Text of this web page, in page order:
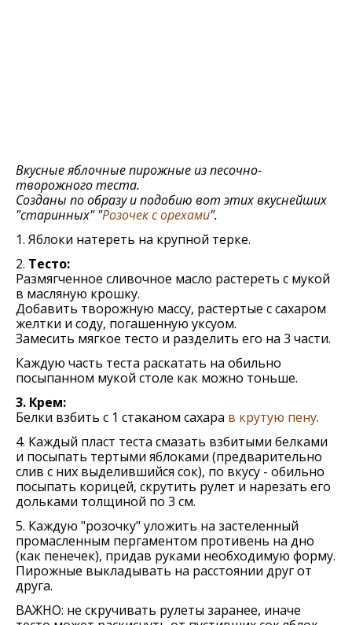
Вкусные яблочные пирожные из песочно-
творожного теста.
Созданы по образу и подобию вот этих вкуснейших
"старинных" "Розочек с орехами".
1. Яблоки натереть на крупной терке.
2. Тесто:
Размягченное сливочное масло растереть с мукой
в масляную крошку.
Добавить творожную массу, растертые с сахаром
желтки и соду, погашенную уксуом.
Замесить мягкое тесто и разделить его на 3 части.
Каждую часть теста раскатать на обильно
посыпанном мукой столе как можно тоньше.
3. Крем:
Белки взбить с 1 стаканом сахара в крутую пену.
4. Каждый пласт теста смазать взбитыми белками
и посыпать тертыми яблоками (предварительно
слив с них выделившийся сок), по вкусу - обильно
посыпать корицей, скрутить рулет и нарезать его
дольками толщиной по 3 см.
5. Каждую "розочку" уложить на застеленный
промасленным пергаментом противень на дно
(как пенечек), придав руками необходимую форму.
Пирожные выкладывать на расстоянии друг от
друга.
ВАЖНО: не скручивать рулеты заранее, иначе